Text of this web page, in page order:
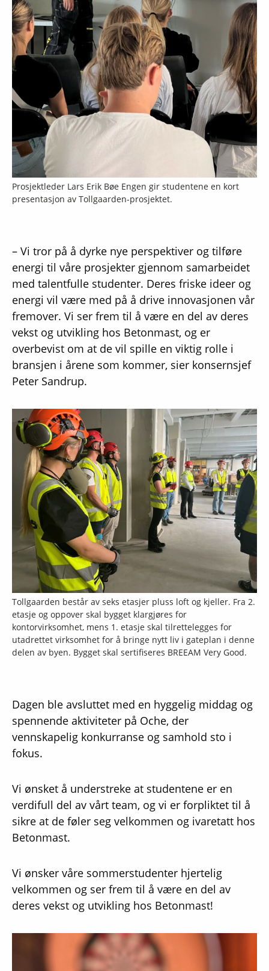
Prosjektleder Lars Erik Bøe Engen gir studentene en kort
presentasjon av Tollgaarden-prosjektet.
– Vi tror på å dyrke nye perspektiver og tilføre
energi til våre prosjekter gjennom samarbeidet
med talentfulle studenter. Deres friske ideer og
energi vil være med på å drive innovasjonen vår
fremover. Vi ser frem til å være en del av deres
vekst og utvikling hos Betonmast, og er
overbevist om at de vil spille en viktig rolle i
bransjen i årene som kommer, sier konsernsjef
Peter Sandrup.
Tollgaarden består av seks etasjer pluss loft og kjeller. Fra 2.
etasje og oppover skal bygget klargjøres for
kontorvirksomhet, mens 1. etasje skal tilrettelegges for
utadrettet virksomhet for å bringe nytt liv i gateplan i denne
delen av byen. Bygget skal sertifiseres BREEAM Very Good.
Dagen ble avsluttet med en hyggelig middag og
spennende aktiviteter på Oche, der
vennskapelig konkurranse og samhold sto i
fokus.
Vi ønsket å understreke at studentene er en
verdifull del av vårt team, og vi er forpliktet til å
sikre at de føler seg velkommen og ivaretatt hos
Betonmast.
Vi ønsker våre sommerstudenter hjertelig
velkommen og ser frem til å være en del av
deres vekst og utvikling hos Betonmast!